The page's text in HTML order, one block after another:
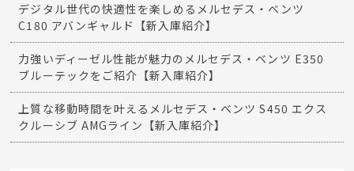
デジタル世代の快適性を楽しめるメルセデス・ベンツ
C180 アバンギャルド【新入庫紹介】
力強いディーゼル性能が魅力のメルセデス・ベンツ E350
ブルーテックをご紹介【新入庫紹介】
上質な移動時間を叶えるメルセデス・ベンツ S450 エクス
クルーシブ AMGライン【新入庫紹介】